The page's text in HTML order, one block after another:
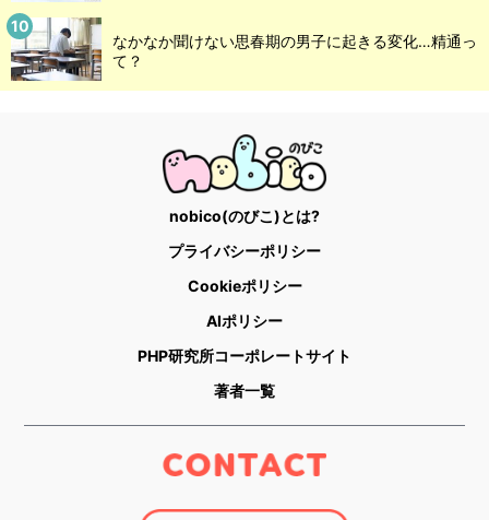
なかなか聞けない思春期の男子に起きる変化…精通っ
て？
nobico(のびこ)とは?
プライバシーポリシー
Cookieポリシー
AIポリシー
PHP研究所コーポレートサイト
著者一覧